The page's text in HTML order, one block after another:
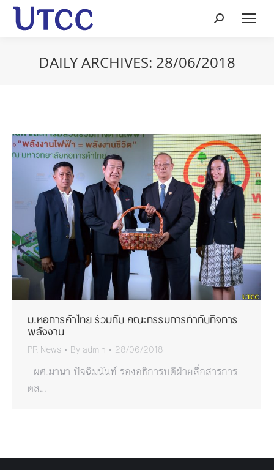
Search:
DAILY ARCHIVES: 28/06/2018
ม.หอการค้าไทย ร่วมกับ คณะกรรมการกำกับกิจการ
พลังงาน
PR News By admin 28/06/2018
ผศ.มานา ปัจฉิมนันท์ รองอธิการบดีฝ่ายสื่อสารการ
ตล…